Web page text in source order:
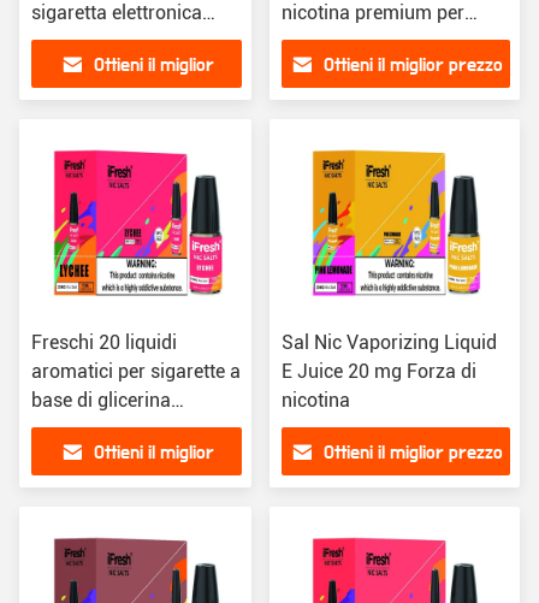
sigaretta elettronica
nicotina 20 mg
Ottieni il miglior
nicotina premium per
vaping
Ottieni il miglior prezzo
Freschi 20 liquidi
aromatici per sigarette a
base di glicerina
vegetale
Ottieni il miglior
Sal Nic Vaporizing Liquid
E Juice 20 mg Forza di
nicotina
Ottieni il miglior prezzo